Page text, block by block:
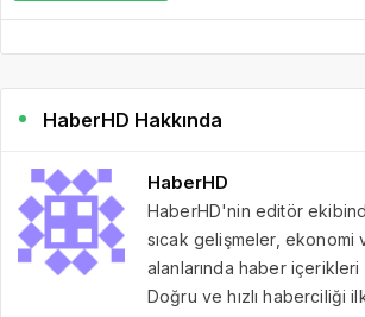
HaberHD Hakkında
HaberHD
HaberHD'nin editör
sıcak gelişmeler, ekonomi
alanlarında haber
Doğru ve hızlı haberciliği